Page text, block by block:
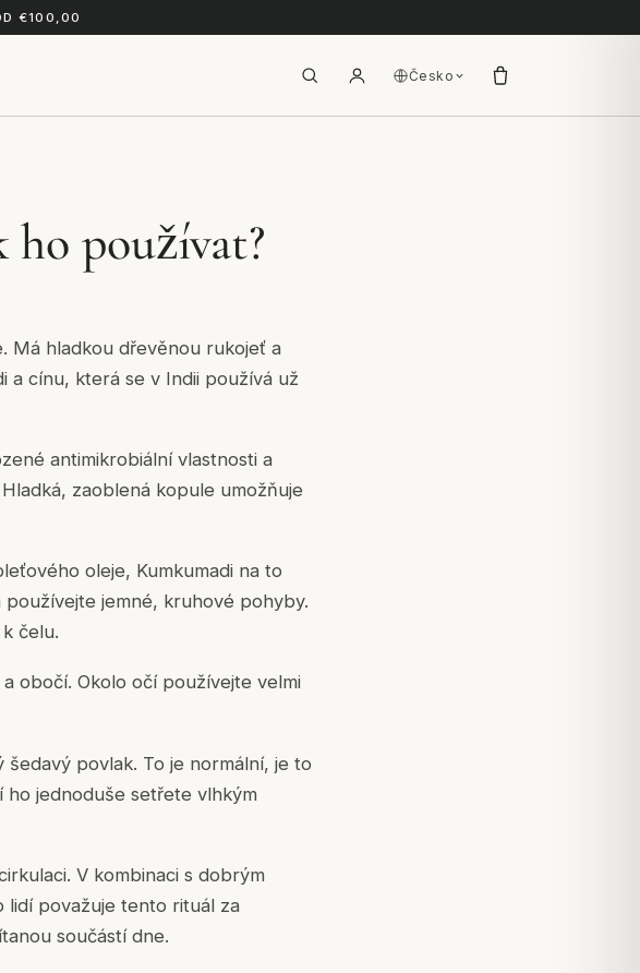
€100,00
Česko
ho používat?
Má hladkou dřevěnou rukojeť a
a cínu, která se v Indii používá už
antimikrobiální vlastnosti a
zaoblená kopule umožňuje
oleje, Kumkumadi na to
jemné, kruhové pohyby.
čelu.
obočí. Okolo očí používejte velmi
povlak. To je normální, je to
ho jednoduše setřete vlhkým
V kombinaci s dobrým
lidí považuje tento rituál za
součástí dne.